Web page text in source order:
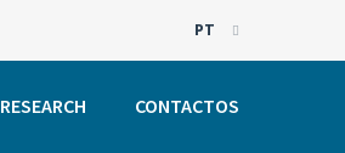
PT
PT
RESEARCH CONTACTOS